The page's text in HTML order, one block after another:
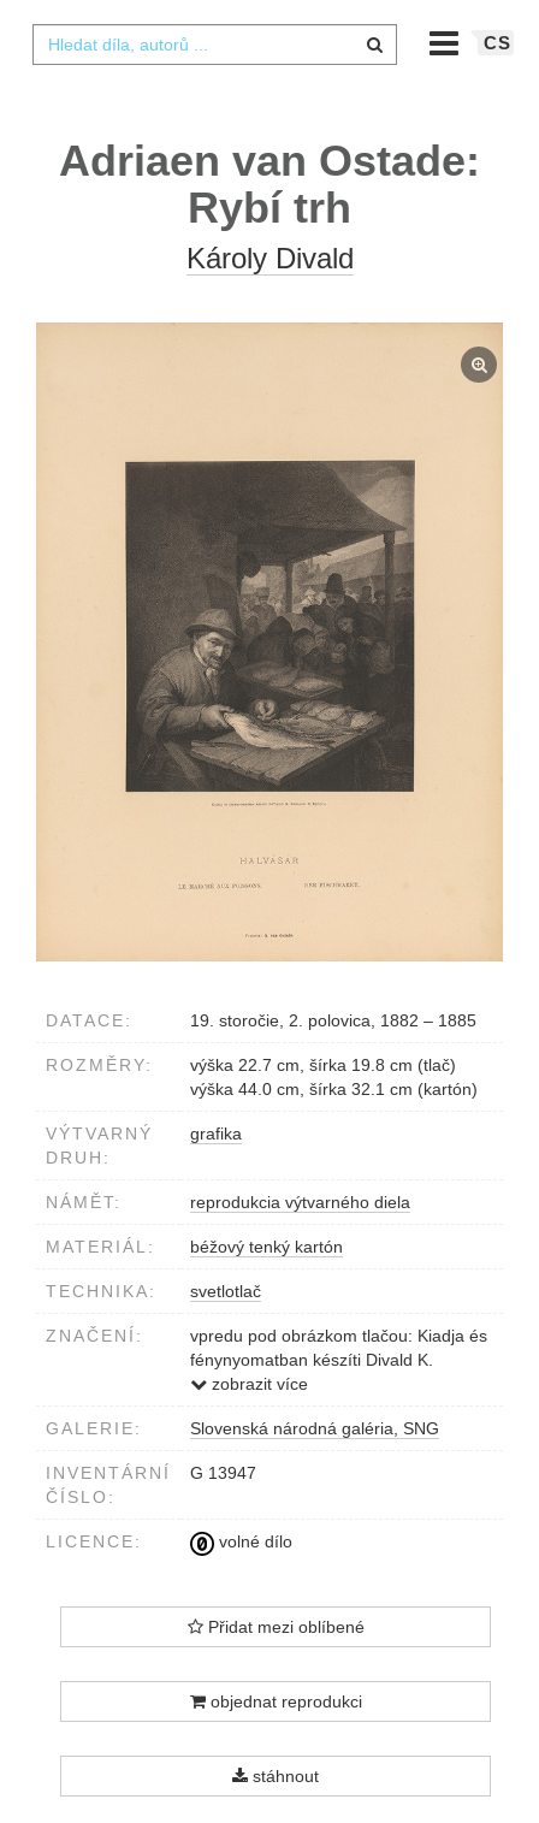
CS
Adriaen van Ostade:
Rybí trh
Károly Divald
DATACE: 19. storočie, 2. polovica, 1882 – 1885
ROZMĚRY:
výška 22.7 cm, šírka 19.8 cm (tlač)
výška 44.0 cm, šírka 32.1 cm (kartón)
VÝTVARNÝ
DRUH:
grafika
NÁMĚT: reprodukcia výtvarného diela
MATERIÁL: béžový tenký kartón
TECHNIKA: svetlotlač
ZNAČENÍ:
vpredu pod obrázkom tlačou: Kiadja és
fénynyomatban készíti Divald K.
Budapest és Eperjes.
vpredu vľavo dolu tlačou: Le marché
vpredu vpravo dolu tlačou: Der
vpredu na dolnom okraji v strede
tlačou: Festette: A. van Ostade.
zobrazit více
GALERIE: Slovenská národná galéria, SNG
INVENTÁRNÍ
ČÍSLO:
G 13947
LICENCE: volné dílo
Přidat mezi oblíbené
objednat reprodukci
stáhnout